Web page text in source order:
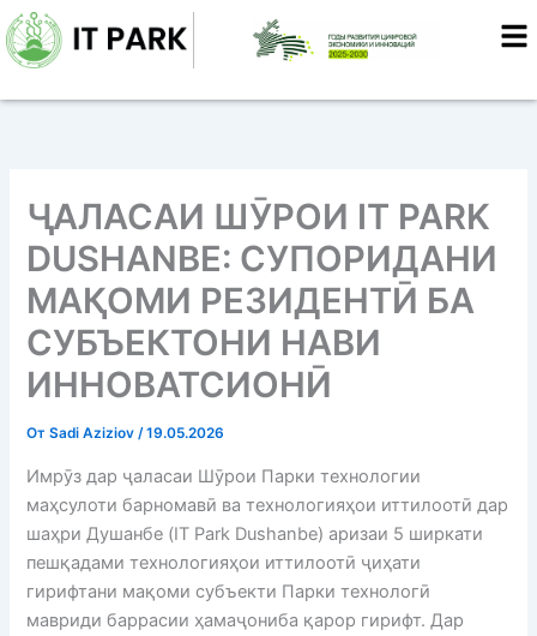
Перейти
к
содержимому
ҶАЛАСАИ ШӮРОИ IT PARK
DUSHANBE: СУПОРИДАНИ
МАҚОМИ РЕЗИДЕНТӢ БА
СУБЪЕКТОНИ НАВИ
ИННОВАТСИОНӢ
ОтSadi Aziziov/19.05.2026
Имрӯз дар ҷаласаи Шӯрои Парки технологии
маҳсулоти барномавӣ ва технологияҳои иттилоотӣ дар
шаҳри Душанбе (IT Park Dushanbe) аризаи 5 ширкати
пешқадами технологияҳои иттилоотӣ ҷиҳати
гирифтани мақоми субъекти Парки технологӣ
мавриди баррасии ҳамаҷониба қарор гирифт. Дар